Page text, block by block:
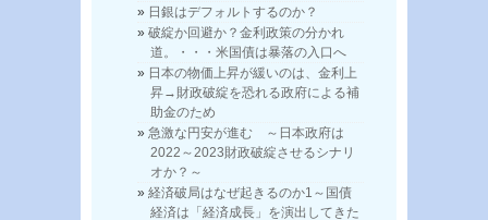
日銀はデフォルトするのか？
破綻か回避か？金利政策の分かれ
道。・・・米国債は暴落の入口へ
日本の物価上昇が緩いのは、金利上
昇→財政破綻を恐れる政府による補
助金のため
急激な円安が進む ～日本政府は
2022～2023財政破綻させるシナリ
オか？～
経済破局はなぜ起きるのか1～国債
経済は「経済成長」を演出してきた